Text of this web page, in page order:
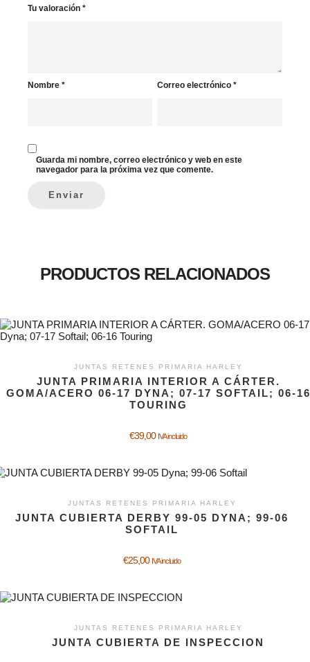
Tu valoración *
Nombre * Correo electrónico*
Guarda mi nombre, correo electrónico y web en este
navegador para la próxima vez que comente.
PRODUCTOS RELACIONADOS
JUNTAS RETENES PRIMARIA HARLEY
JUNTA PRIMARIA INTERIOR A CÁRTER.
GOMA/ACERO 06-17 DYNA; 07-17 SOFTAIL; 06-16
TOURING
€39,00 IVA incluido
JUNTAS RETENES PRIMARIA HARLEY
JUNTA CUBIERTA DERBY 99-05 DYNA; 99-06
SOFTAIL
€25,00 IVA incluido
JUNTAS RETENES PRIMARIA HARLEY
JUNTA CUBIERTA DE INSPECCION